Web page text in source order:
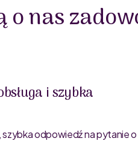
o nas
i szybka
szybka odpowiedź na pytanie o